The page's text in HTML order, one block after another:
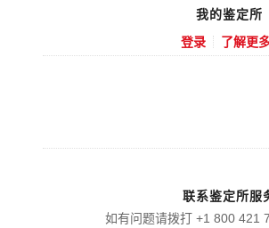
我的鉴定所
登录
了解更
联系鉴定所服
如有问题请拨打 +1 800 421